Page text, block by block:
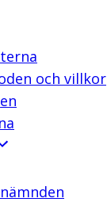
och villkor